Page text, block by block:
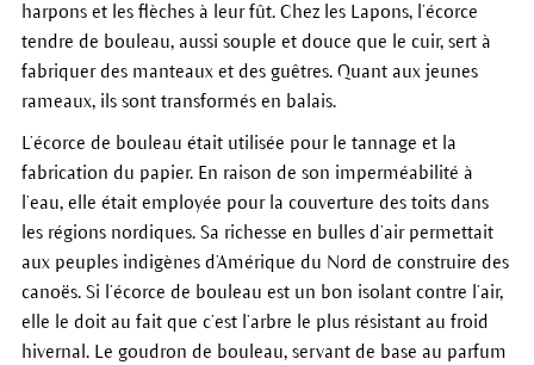
harpons et les flèches à leur fût. Chez les Lapons, l’écorce
tendre de bouleau, aussi souple et douce que le cuir, sert à
fabriquer des manteaux et des guêtres. Quant aux jeunes
rameaux, ils sont transformés en balais.
L’écorce de bouleau était utilisée pour le tannage et la
fabrication du papier. En raison de son imperméabilité à
l’eau, elle était employée pour la couverture des toits dans
les régions nordiques. Sa richesse en bulles d’air permettait
aux peuples indigènes d’Amérique du Nord de construire des
canoës. Si l’écorce de bouleau est un bon isolant contre l’air,
elle le doit au fait que c’est l’arbre le plus résistant au froid
hivernal. Le goudron de bouleau, servant de base au parfum